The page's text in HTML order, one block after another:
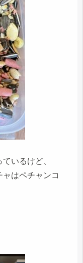
いるけど、
はペチャンコ